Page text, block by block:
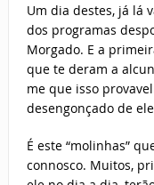
Um dia destes, já lá
dos programas
Morgado. E a
que te deram a
me que isso
desengonçado de
É este “molinhas”
connosco. Muitos,